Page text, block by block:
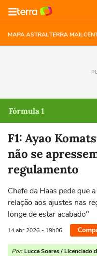
MAPA ASTRALTERRA MAIL
Fórmula 1
F1: Ayao
não se
regulamento
Chefe da Haas pede que
relação aos ajustes nas
longe de estar acabado"
14 abr 2026 - 19h06
Por: Lucca Soares / Licenciado